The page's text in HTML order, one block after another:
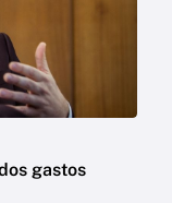
gastos